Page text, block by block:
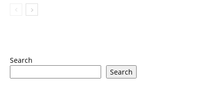
Search
Search